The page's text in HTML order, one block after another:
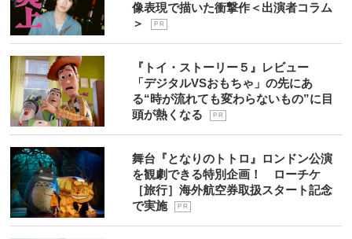
像表現で描いた衝撃作＜出演者コラム
＞
P R
『トイ・ストーリー５』レビュー
「デジタルVSおもちゃ」の先にあ
る“時が流れても変わらないもの”に目
頭が熱くなる
P R
舞台『となりのトトロ』ロンドン公演
を観劇できる特別企画！ ローチケ
［旅行］海外航空券取扱スタート記念
で実施
P R